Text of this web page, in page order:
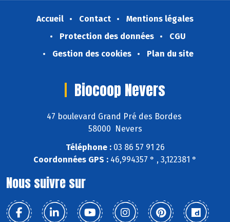
Accueil Contact
Mentions légales
Protection des données
CGU
Gestion des cookies
Plan du site
Biocoop Nevers
47 boulevard Grand Pré des Bordes
58000 Nevers
Téléphone :03 86 57 91 26
Coordonnées GPS : 46,994357 ° , 3,122381 °
Nous suivre sur